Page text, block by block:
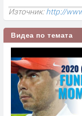
Източник:http://
Видеа по темата